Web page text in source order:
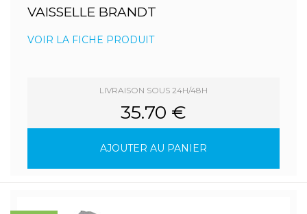
VAISSELLE BRANDT
VOIR LA FICHE PRODUIT
LIVRAISON SOUS 24H/48H
35.70 €
AJOUTER AU PANIER